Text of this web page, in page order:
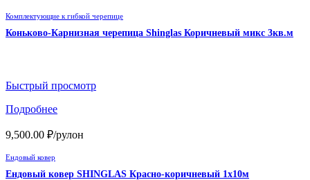
Комплектующие к гибкой черепице
Коньково-Карнизная черепица Shinglas Коричневый микс 3кв.м
Быстрый просмотр
Подробнее
9,500.00 ₽/рулон
Ендовый ковер
Ендовый ковер SHINGLAS Красно-коричневый 1х10м